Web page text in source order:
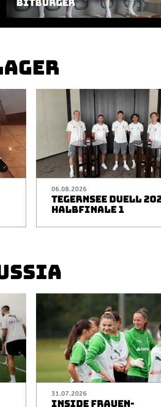
BITBURGER
06.08.2026
TEGERNSEE DUELL
HALBFINALE 1
31.07.2026
INSIDE FRAUEN-